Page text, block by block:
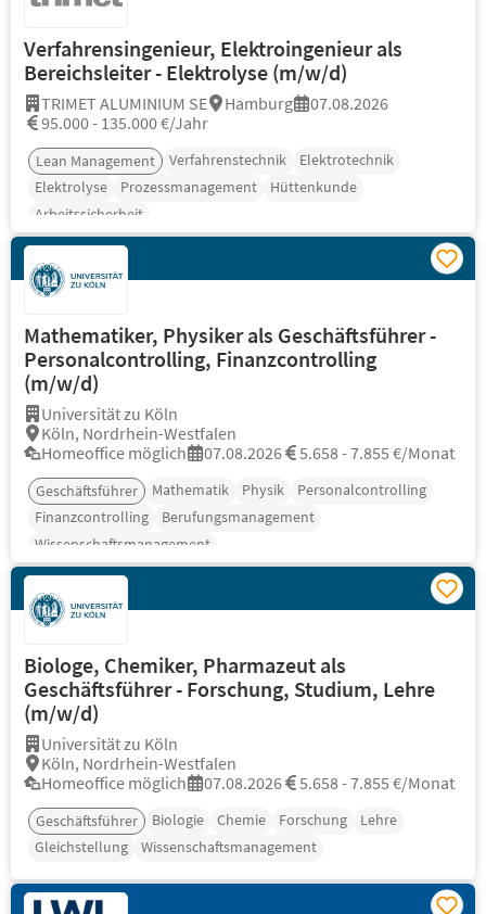
Verfahrensingenieur, Elektroingenieur als
Bereichsleiter - Elektrolyse (m/w/d)
TRIMET ALUMINIUM SE Hamburg
07.08.2026
95.000 - 135.000 €/Jahr
Lean Management Verfahrenstechnik
Elektrotechnik
Elektrolyse
Prozessmanagement
Hüttenkunde
Arbeitssicherheit
Mathematiker, Physiker als Geschäftsführer -
Personalcontrolling, Finanzcontrolling
(m/w/d)
Universität zu Köln
Köln, Nordrhein-Westfalen
Homeoffice möglich
07.08.2026 5.658 - 7.855 €/Monat
Geschäftsführer Mathematik Physik
Personalcontrolling
Finanzcontrolling
Berufungsmanagement
Wissenschaftsmanagement
Biologe, Chemiker, Pharmazeut als
Geschäftsführer - Forschung, Studium, Lehre
(m/w/d)
Universität zu Köln
Köln, Nordrhein-Westfalen
Homeoffice möglich
07.08.2026 5.658 - 7.855 €/Monat
Geschäftsführer Biologie Chemie Forschung
Lehre
Gleichstellung
Wissenschaftsmanagement